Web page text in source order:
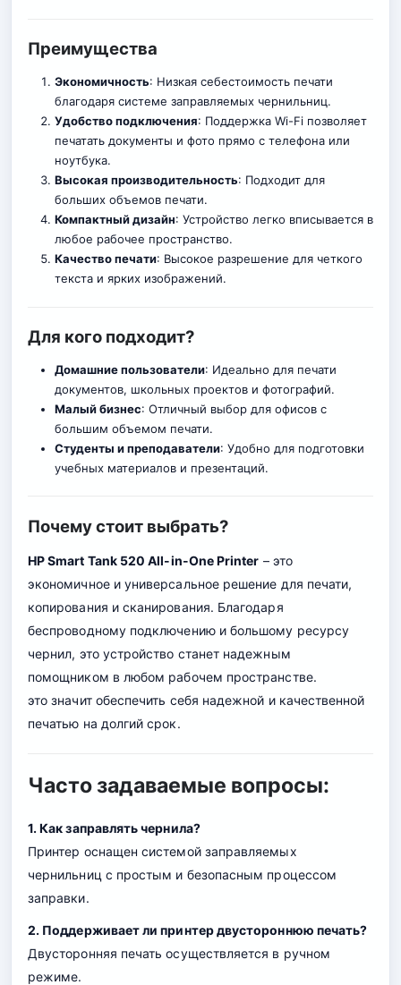
Преимущества
Экономичность: Низкая себестоимость печати
благодаря системе заправляемых чернильниц.
Удобство подключения: Поддержка Wi-Fi позволяет
печатать документы и фото прямо с телефона или
ноутбука.
Высокая производительность: Подходит для
больших объемов печати.
Компактный дизайн: Устройство легко вписывается в
любое рабочее пространство.
Качество печати: Высокое разрешение для четкого
текста и ярких изображений.
Для кого подходит?
Домашние пользователи: Идеально для печати
документов, школьных проектов и фотографий.
Малый бизнес: Отличный выбор для офисов с
большим объемом печати.
Студенты и преподаватели: Удобно для подготовки
учебных материалов и презентаций.
Почему стоит выбрать?
HP Smart Tank 520 All-in-One Printer – это
экономичное и универсальное решение для печати,
копирования и сканирования. Благодаря
беспроводному подключению и большому ресурсу
чернил, это устройство станет надежным
помощником в любом рабочем пространстве.
это значит обеспечить себя надежной и качественной
печатью на долгий срок.
Часто задаваемые вопросы:
1. Как заправлять чернила?
Принтер оснащен системой заправляемых
чернильниц с простым и безопасным процессом
заправки.
2. Поддерживает ли принтер двустороннюю печать?
Двусторонняя печать осуществляется в ручном
режиме.